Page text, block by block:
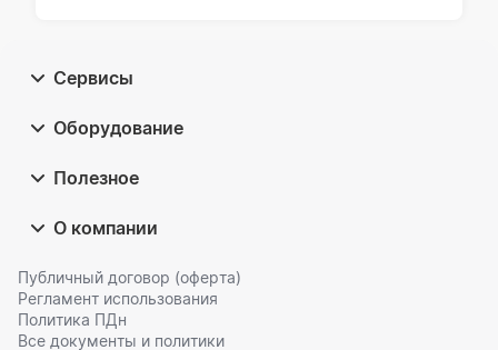
Сервисы
Оборудование
Полезное
О компании
Публичный договор (оферта)
Регламент использования
Политика ПДн
Все документы и политики